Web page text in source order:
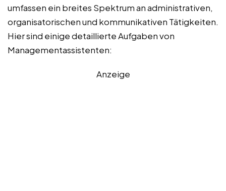
umfassen ein breites Spektrum an administrativen,
organisatorischen und kommunikativen Tätigkeiten.
Hier sind einige detaillierte Aufgaben von
Managementassistenten:
Anzeige